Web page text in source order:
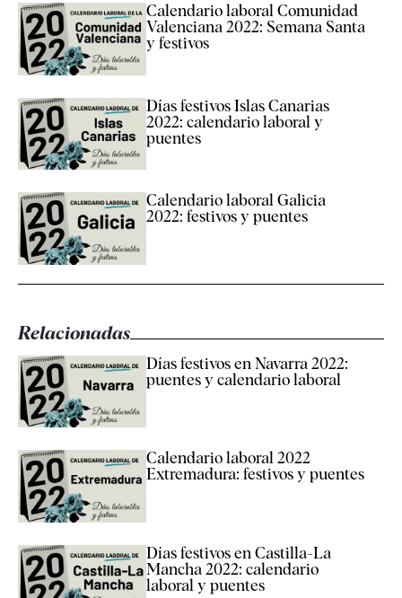
Calendario laboral Comunidad
Valenciana 2022: Semana Santa
y festivos
Días festivos Islas Canarias
2022: calendario laboral y
puentes
Calendario laboral Galicia
2022: festivos y puentes
Relacionadas
Días festivos en Navarra 2022:
puentes y calendario laboral
Calendario laboral 2022
Extremadura: festivos y puentes
Días festivos en Castilla-La
Mancha 2022: calendario
laboral y puentes